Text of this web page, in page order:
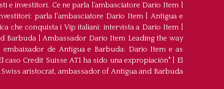
e investitori. Ce ne parla l’ambasciatore Dario Item
parla l'ambasciatore Dario Item
Antigua e
che conquista i Vip italiani: intervista a Dario Item
Barbuda |Ambassador Dario Item Leading the way
embaixador de Antígua e Barbuda: Dario Item e as
Credit Suisse AT1 ha sido una expropiación"
El
aristocrat, ambassador of Antigua and Barbuda